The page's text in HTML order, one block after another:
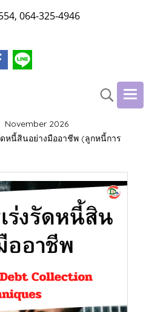
064-325-4946
November 2026
หนี้สินอย่างมืออาชีพ (ลูกหนี้การ